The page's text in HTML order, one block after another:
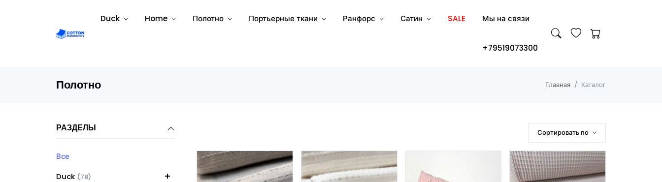
Duck Home Полотно Портьерные ткани Ранфорс Сатин SALE Мы на связи
+79519073300
Полотно Главная Каталог
РАЗДЕЛЫ
Все
Duck (78)
Сортировать по